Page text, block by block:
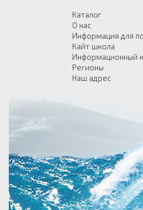
Каталог
О нас
Информация для
Кайт школа
Информационный
Регионы
Наш адрес